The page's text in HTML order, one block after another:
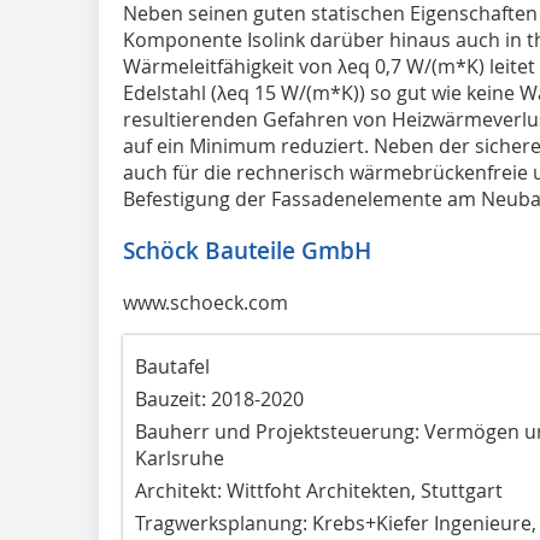
Neben seinen guten statischen
Komponente Isolink darüber hinaus auch in
Wärmeleitfähigkeit von λeq 0,7 W/(m*K) leitet
Edelstahl (λeq 15 W/(m*K)) so gut wie keine
resultierenden Gefahren von
auf ein Minimum reduziert. Neben der
auch für die rechnerisch wärmebrückenfreie
Befestigung der Fassadenelemente am
Schöck Bauteile GmbH
www.schoeck.com
Bautafel
Bauzeit: 2018-2020
Bauherr und Projektsteuerung: Vermögen
Karlsruhe
Architekt: Wittfoht Architekten, Stuttgart
Tragwerksplanung: Krebs+Kiefer